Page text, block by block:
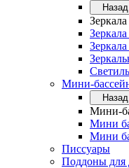
Назад
Мини-
Назад
Мини-
Мини
Мини
Писсуары
Поддоны для